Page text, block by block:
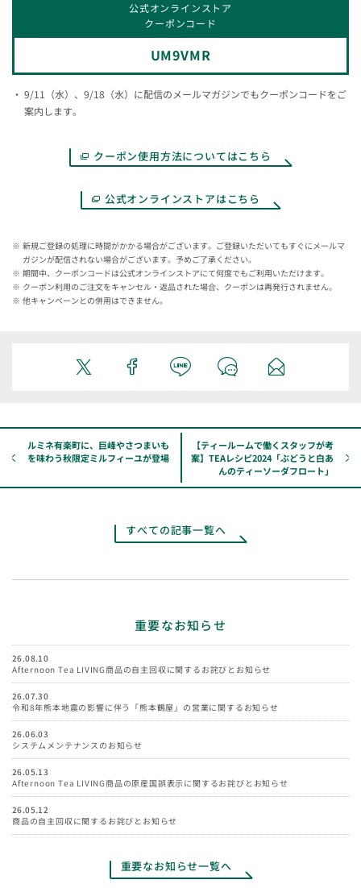
公式オンラインストア
クーポンコード
UM9VMR
9/11（水）、9/18（水）に配信のメールマガジンでもクーポンコードをご
案内します。
クーポン使用方法についてはこちら
公式オンラインストアはこちら
新規ご登録の処理に時間がかかる場合がございます。ご登録いただいてもすぐにメールマ
ガジンが配信されない場合がございます。予めご了承ください。
期間中、クーポンコードは公式オンラインストアにて何度でもご利用いただけます。
クーポン利用のご注文をキャンセル・返品された場合、クーポンは再発行されません。
他キャンペーンとの併用はできません。
ルミネ有楽町に、巨峰やさつまいも
を味わう秋限定ミルフィーユが登場
【ティールームで働くスタッフが考
案】TEAレシピ2024「ぶどうと白あ
んのティーソーダフロート」
すべての記事一覧へ
重要なお知らせ
26.08.10
Afternoon Tea LIVING商品の自主回収に関するお詫びとお知らせ
26.07.30
令和8年熊本地震の影響に伴う「熊本鶴屋」の営業に関するお知らせ
26.06.03
システムメンテナンスのお知らせ
26.05.13
Afternoon Tea LIVING商品の原産国誤表示に関するお詫びとお知らせ
26.05.12
商品の自主回収に関するお詫びとお知らせ
重要なお知らせ一覧へ